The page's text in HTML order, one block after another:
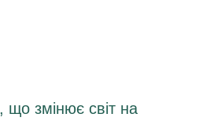
змінює світ на